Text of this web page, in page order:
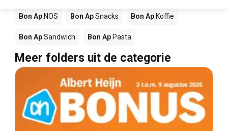
Bon Ap NOS Bon ApSnacks Bon Ap Koffie
Bon ApSandwich Bon Ap Pasta
Meer folders uit de categorie